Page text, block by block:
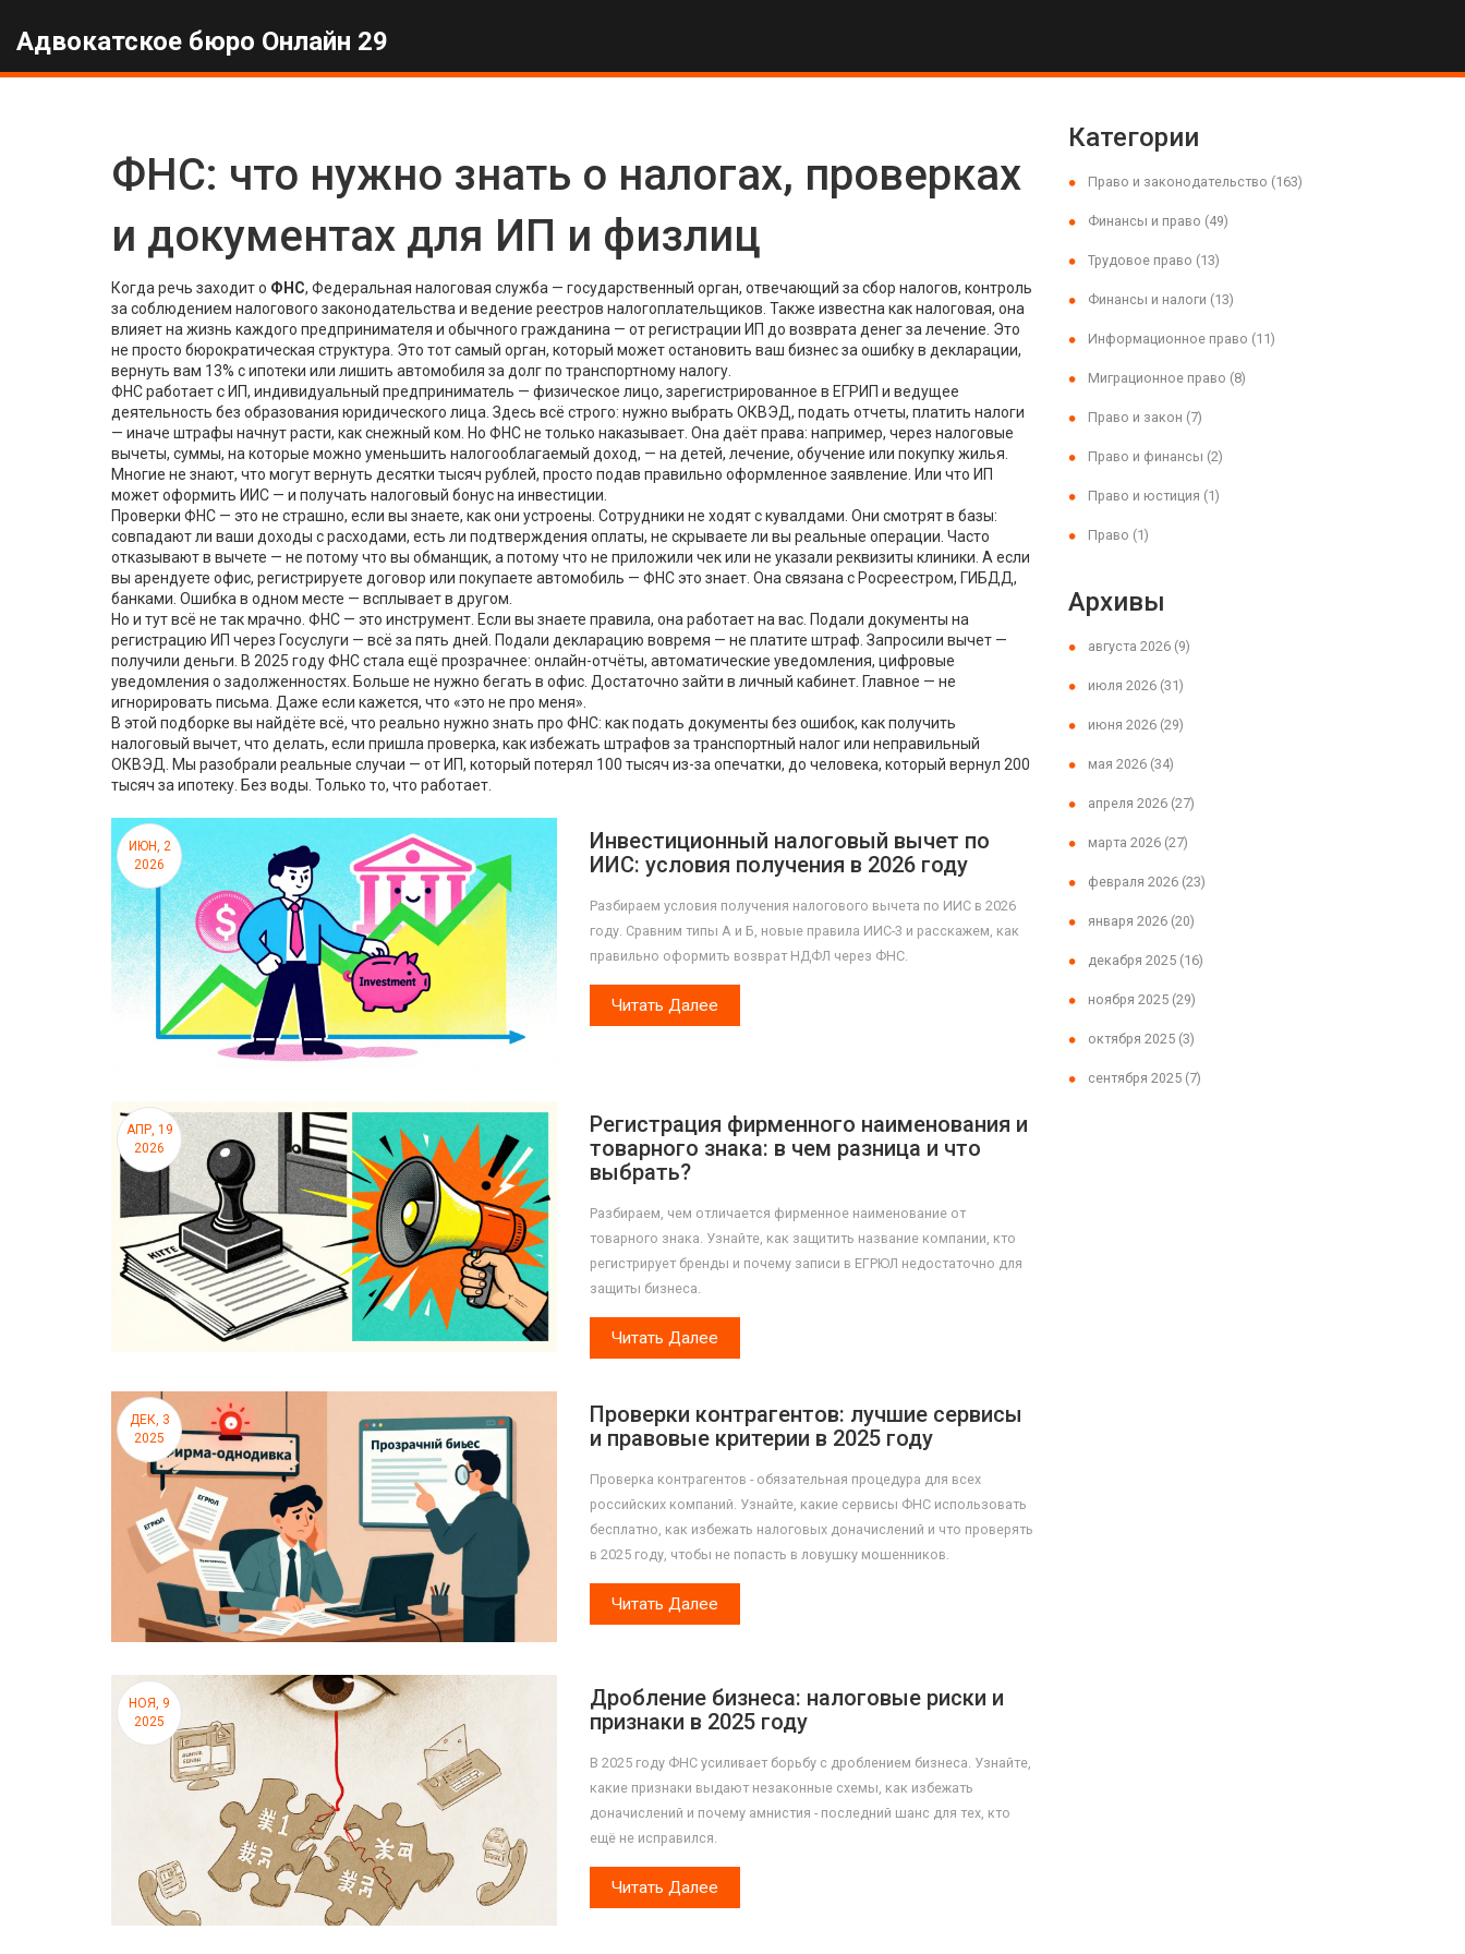
Адвокатское бюро Онлайн 29
ФНС: что нужно знать о налогах, проверках
и документах для ИП и физлиц
Когда речь заходит о ФНС, Федеральная налоговая служба — государственный орган, отвечающий за сбор налогов, контроль
за соблюдением налогового законодательства и ведение реестров налогоплательщиков . Также известна какналоговая, она
влияет на жизнь каждого предпринимателя и обычного гражданина — от регистрации ИП до возврата денег за лечение. Это
не просто бюрократическая структура. Это тот самый орган, который может остановить ваш бизнес за ошибку в декларации,
вернуть вам 13% с ипотеки или лишить автомобиля за долг по транспортному налогу.
ФНС работает с ИП, индивидуальный предприниматель — физическое лицо, зарегистрированное в ЕГРИП и ведущее
деятельность без образования юридического лица . Здесь всё строго: нужно выбрать ОКВЭД, подать отчеты, платить налоги
— иначе штрафы начнут расти, как снежный ком. Но ФНС не только наказывает. Она даёт права: например, через налоговые
вычеты, суммы, на которые можно уменьшить налогооблагаемый доход, — на детей, лечение, обучение или покупку жилья
Многие не знают, что могут вернуть десятки тысяч рублей, просто подав правильно оформленное заявление. Или что ИП
может оформить ИИС — и получать налоговый бонус на инвестиции.
Проверки ФНС — это не страшно, если вы знаете, как они устроены. Сотрудники не ходят с кувалдами. Они смотрят в базы:
совпадают ли ваши доходы с расходами, есть ли подтверждения оплаты, не скрываете ли вы реальные операции. Часто
отказывают в вычете — не потому что вы обманщик, а потому что не приложили чек или не указали реквизиты клиники. А если
вы арендуете офис, регистрируете договор или покупаете автомобиль — ФНС это знает. Она связана с Росреестром, ГИБДД,
банками. Ошибка в одном месте — всплывает в другом.
Но и тут всё не так мрачно. ФНС — это инструмент. Если вы знаете правила, она работает на вас. Подали документы на
регистрацию ИП через Госуслуги — всё за пять дней. Подали декларацию вовремя — не платите штраф. Запросили вычет —
получили деньги. В 2025 году ФНС стала ещё прозрачнее: онлайн-отчёты, автоматические уведомления, цифровые
уведомления о задолженностях. Больше не нужно бегать в офис. Достаточно зайти в личный кабинет. Главное — не
игнорировать письма. Даже если кажется, что «это не про меня».
В этой подборке вы найдёте всё, что реально нужно знать про ФНС: как подать документы без ошибок, как получить
налоговый вычет, что делать, если пришла проверка, как избежать штрафов за транспортный налог или неправильный
ОКВЭД. Мы разобрали реальные случаи — от ИП, который потерял 100 тысяч из-за опечатки, до человека, который вернул 200
тысяч за ипотеку. Без воды. Только то, что работает.
ИЮН, 2
2026
Инвестиционный налоговый вычет по
ИИС: условия получения в 2026 году
Разбираем условия получения налогового вычета по ИИС в 2026
году. Сравним типы А и Б, новые правила ИИС-3 и расскажем, как
правильно оформить возврат НДФЛ через ФНС.
Читать Далее
АПР, 19
2026
Регистрация фирменного наименования и
товарного знака: в чем разница и что
выбрать?
Разбираем, чем отличается фирменное наименование от
товарного знака. Узнайте, как защитить название компании, кто
регистрирует бренды и почему записи в ЕГРЮЛ недостаточно для
защиты бизнеса.
Читать Далее
ДЕК, 3
2025
Проверки контрагентов: лучшие сервисы
и правовые критерии в 2025 году
Проверка контрагентов - обязательная процедура для всех
российских компаний. Узнайте, какие сервисы ФНС использовать
бесплатно, как избежать налоговых доначислений и что проверять
в 2025 году, чтобы не попасть в ловушку мошенников.
Читать Далее
НОЯ, 9
2025
Дробление бизнеса: налоговые риски и
признаки в 2025 году
В 2025 году ФНС усиливает борьбу с дроблением бизнеса. Узнайте,
какие признаки выдают незаконные схемы, как избежать
доначислений и почему амнистия - последний шанс для тех, кто
ещё не исправился.
Читать Далее
Категории
Право и законодательство (163)
Финансы и право (49)
Трудовое право (13)
Финансы и налоги (13)
Информационное право (11)
Миграционное право (8)
Право и закон (7)
Право и финансы (2)
Право и юстиция (1)
Право (1)
Архивы
августа 2026 (9)
июля 2026 (31)
июня 2026 (29)
мая 2026 (34)
апреля 2026 (27)
марта 2026 (27)
февраля 2026 (23)
января 2026 (20)
декабря 2025 (16)
ноября 2025 (29)
октября 2025 (3)
сентября 2025 (7)